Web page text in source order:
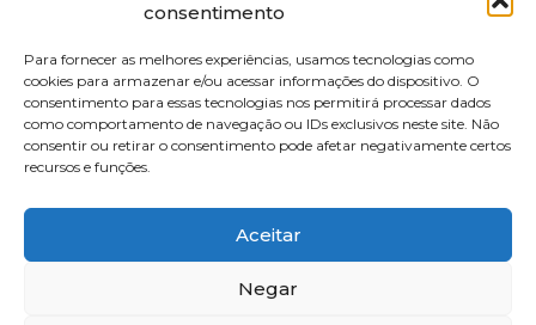
consentimento
Para fornecer as melhores experiências, usamos tecnologias como
cookies para armazenar e/ou acessar informações do dispositivo. O
consentimento para essas tecnologias nos permitirá processar dados
como comportamento de navegação ou IDs exclusivos neste site. Não
consentir ou retirar o consentimento pode afetar negativamente certos
recursos e funções.
Aceitar
Negar
Diretoria
FOTOS
Webmail
Artigos
Escritores do Sistema